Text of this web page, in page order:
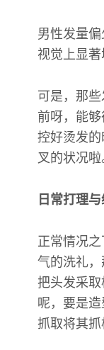
男性发量
视觉上显
可是，那
前呀，能
控好烫发
叉的状况啦
日常打理
正常情况
气的洗礼
把头发采
呢，要是
抓取将其抓